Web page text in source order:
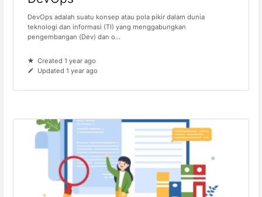
DevOps adalah suatu konsep atau pola pikir dalam dunia
teknologi dan informasi (TI) yang menggabungkan
pengembangan (Dev) dan o...
Created 1 year ago
Updated 1 year ago